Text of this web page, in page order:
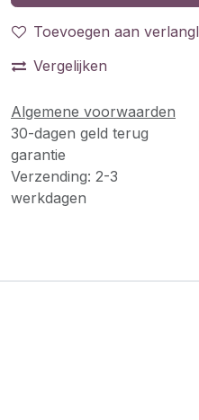
Toevoegen aan
Vergelijken
Algemene voorwaarden
30-dagen geld terug
garantie
Verzending: 2-3
werkdagen